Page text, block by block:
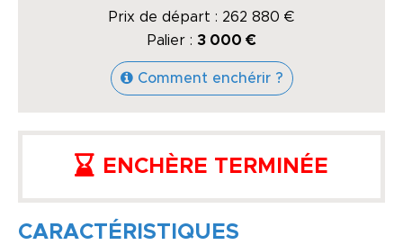
Prix de départ : 262 880 €
Palier : 3 000 €
Comment enchérir ?
ENCHÈRE TERMINÉE
CARACTÉRISTIQUES